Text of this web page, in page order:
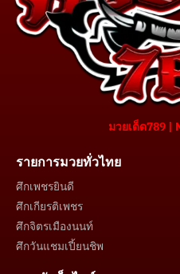
มวยเด็ด789 |
รายการมวยทั่วไทย
ศึกเพชรยินดี
ศึกเกียรติเพชร
ศึกจิตรเมืองนนท์
ศึกวันแชมเปี้ยนชิพ